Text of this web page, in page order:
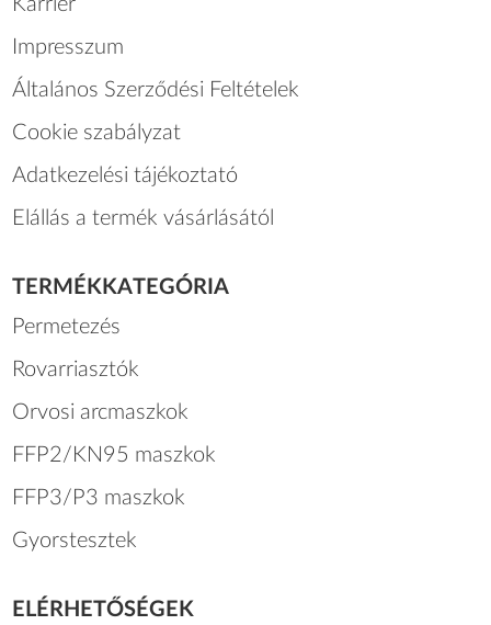
Karrier
Impresszum
Általános Szerződési Feltételek
Cookie szabályzat
Adatkezelési tájékoztató
Elállás a termék vásárlásától
TERMÉKKATEGÓRIA
Permetezés
Rovarriasztók
Orvosi arcmaszkok
FFP2/KN95 maszkok
FFP3/P3 maszkok
Gyorstesztek
ELÉRHETŐSÉGEK